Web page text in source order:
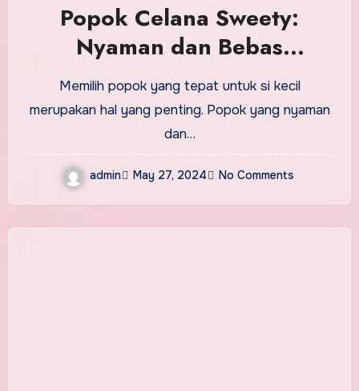
Popok Celana Sweety:
Nyaman dan Bebas
Bergerak untuk Si Kecil
Memilih popok yang tepat untuk si kecil
merupakan hal yang penting. Popok yang nyaman
dan…
admin May 27, 2024 No Comments